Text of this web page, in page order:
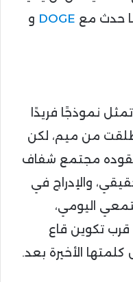
حدث مع DOGE و
تمثل نموذجًا فريدًا
من ميم، لكن
يقوده مجتمع شفاف
والإدراج في
اليومي،
قرب تكوين قاع